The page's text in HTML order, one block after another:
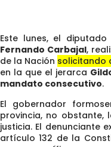
Este lunes, el
Fernando Carbajal,
de la Nación solicitando
en la que el jerarca
mandato consecutivo.
El gobernador
provincia, no obstante,
justicia. El denunciante
artículo 132 de la